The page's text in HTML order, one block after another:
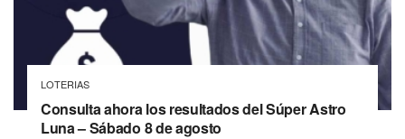
LOTERIAS
Consulta ahora los resultados del Súper Astro
Luna – Sábado 8 de agosto